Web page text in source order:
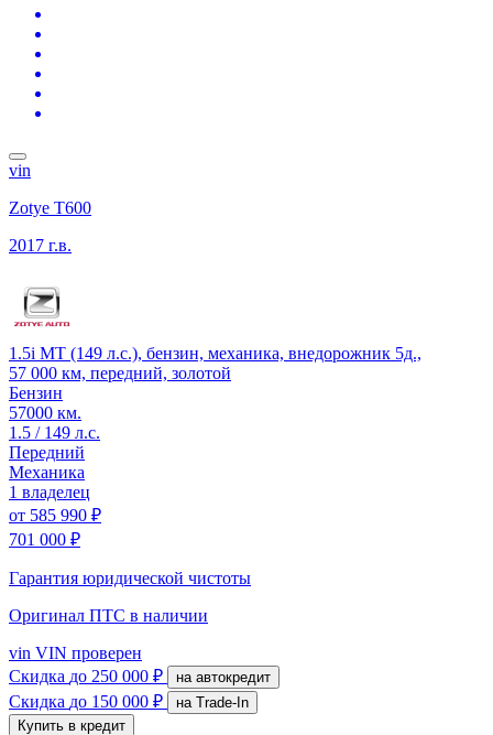
vin
Zotye T600
2017 г.в.
1.5i MT (149 л.с.), бензин, механика, внедорожник 5д.,
57 000 км, передний, золотой
Бензин
57000 км.
1.5 / 149 л.с.
Передний
Механика
1 владелец
от 585 990 ₽
701 000 ₽
Гарантия юридической чистоты
Оригинал ПТС в наличии
vin VIN проверен
Скидка до 250 000 ₽ на автокредит
Скидка до 150 000 ₽
на Trade-In
Купить в кредит